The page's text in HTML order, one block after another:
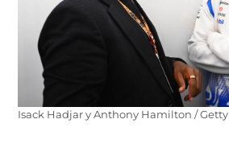
Isack Hadjar y Anthony Hamilton / Getty